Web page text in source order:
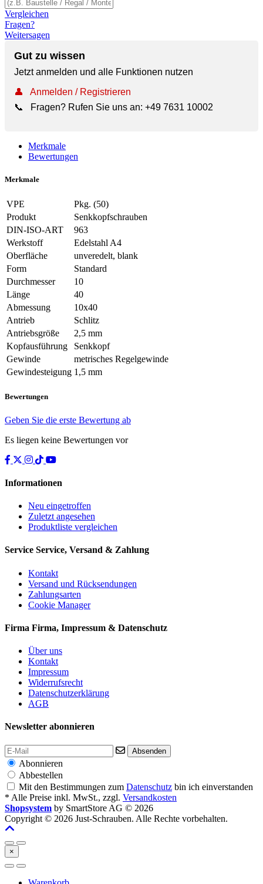
Vergleichen
Fragen?
Weitersagen
Gut zu wissen
Jetzt anmelden und alle Funktionen nutzen
👤
Anmelden / Registrieren
📞
Fragen? Rufen Sie uns an: +49 7631 10002
Merkmale
Bewertungen
Merkmale
VPE
Pkg. (50)
Produkt
Senkkopfschrauben
DIN-ISO-ART
963
Werkstoff
Edelstahl A4
Oberfläche
unveredelt, blank
Form
Standard
Durchmesser
10
Länge
40
Abmessung
10x40
Antrieb
Schlitz
Antriebsgröße
2,5 mm
Kopfausführung
Senkkopf
Gewinde
metrisches Regelgewinde
Gewindesteigung 1,5 mm
Bewertungen
Geben Sie die erste Bewertung ab
Es liegen keine Bewertungen vor
Informationen
Neu eingetroffen
Zuletzt angesehen
Produktliste vergleichen
Service Service, Versand & Zahlung
Kontakt
Versand und Rücksendungen
Zahlungsarten
Cookie Manager
Firma Firma, Impressum & Datenschutz
Über uns
Kontakt
Impressum
Widerrufsrecht
Datenschutzerklärung
AGB
Newsletter abonnieren
Absenden
Abonnieren
Abbestellen
Mit den Bestimmungen zum Datenschutz bin ich einverstanden
* Alle Preise inkl. MwSt., zzgl. Versandkosten
Shopsystem by SmartStore AG © 2026
Copyright © 2026 Just-Schrauben. Alle Rechte vorbehalten.
×